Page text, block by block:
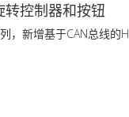
控制器和按钮
，新增基于CAN总线的